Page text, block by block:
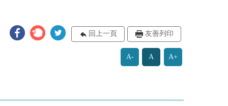
回上一頁 友善列印
A- A A+